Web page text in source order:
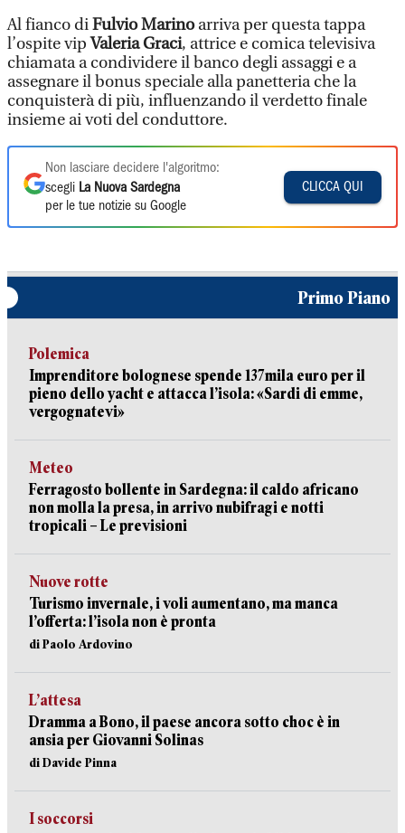
Al fianco diFulvio Marinoarriva per questa tappa
l’ospite vipValeria Graci, attrice e comica televisiva
chiamata a condividere il banco degli assaggi e a
assegnare il bonus speciale alla panetteria che la
conquisterà di più, influenzando il verdetto finale
insieme ai voti del conduttore.
Non lasciare decidere l'algoritmo:
scegli La Nuova Sardegna
per le tue notizie su Google
CLICCA QUI
Primo Piano
Polemica
Imprenditore bolognese spende 137mila euro per il
pieno dello yacht e attacca l’isola: «Sardi di emme,
vergognatevi»
Meteo
Ferragosto bollente in Sardegna: il caldo africano
non molla la presa, in arrivo nubifragi e notti
tropicali – Le previsioni
Nuove rotte
Turismo invernale, i voli aumentano, ma manca
l’offerta: l’isola non è pronta
di Paolo Ardovino
L’attesa
Dramma a Bono, il paese ancora sotto choc è in
ansia per Giovanni Solinas
di Davide Pinna
I soccorsi